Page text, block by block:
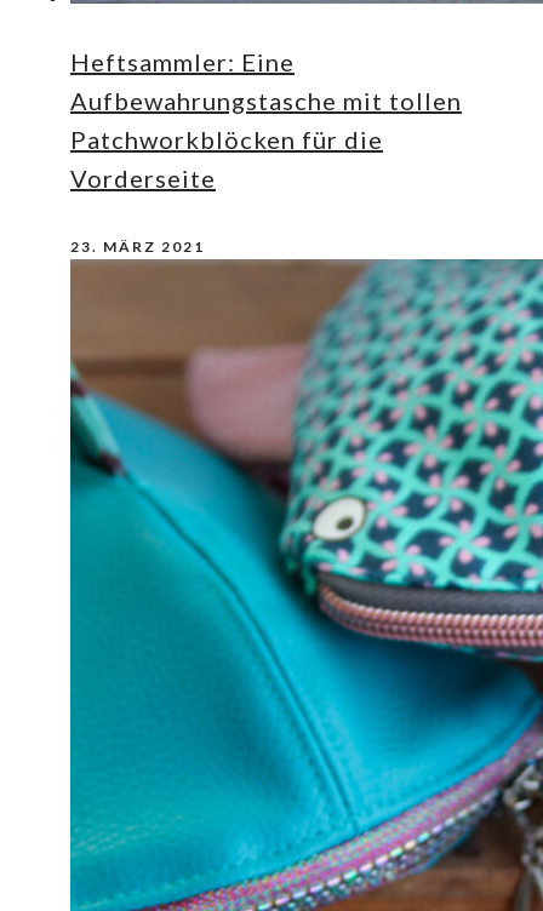
Heftsammler: Eine
Aufbewahrungstasche mit tollen
Patchworkblöcken für die
Vorderseite
23. MÄRZ 2021